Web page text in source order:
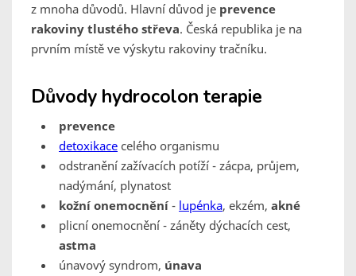
z mnoha důvodů. Hlavní důvod je prevence
rakoviny tlustého střeva. Česká republika je na
prvním místě ve výskytu rakoviny tračníku.
Důvody hydrocolon terapie
prevence
detoxikace celého organismu
odstranění zažívacích potíží - zácpa, průjem,
nadýmání, plynatost
kožní onemocnění - lupénka, ekzém, akné
plicní onemocnění - záněty dýchacích cest,
astma
únavový syndrom, únava